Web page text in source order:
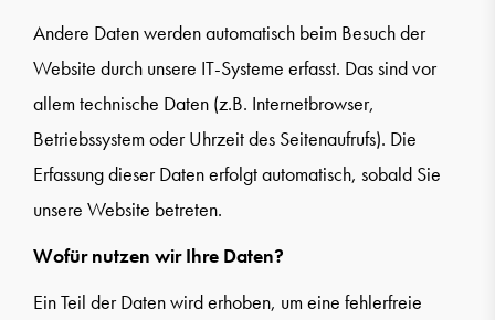
Andere Daten werden automatisch beim Besuch der
Website durch unsere IT-Systeme erfasst. Das sind vor
allem technische Daten (z.B. Internetbrowser,
Betriebssystem oder Uhrzeit des Seitenaufrufs). Die
Erfassung dieser Daten erfolgt automatisch, sobald Sie
unsere Website betreten.
Wofür nutzen wir Ihre Daten?
Ein Teil der Daten wird erhoben, um eine fehlerfreie